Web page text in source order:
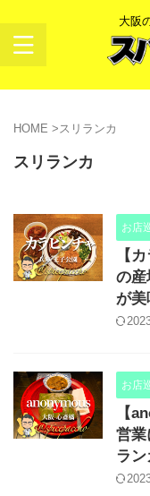
大阪
HOME >スリランカ
スリランカ
お店
【
の産
が美
お店
【
営業
ラン